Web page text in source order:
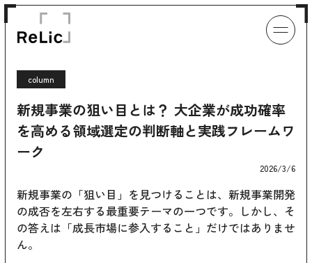
column
新規事業の狙い目とは？ 大企業が成功確率
を高める領域選定の判断軸と実践フレームワ
ーク
2026/3/6
新規事業の「狙い目」を見つけることは、新規事業開発
の成否を左右する最重要テーマの一つです。しかし、そ
の答えは「成長市場に参入すること」だけではありませ
ん。